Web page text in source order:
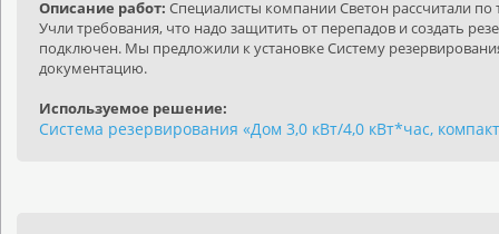
Описание работ: Специалисты компании Светон рассчитали
Учли требования, что надо защитить от перепадов и создать
подключен. Мы предложили к установке Систему
документацию.
Используемое решение:
Система резервирования «Дом 3,0 кВт/4,0 кВт*час,